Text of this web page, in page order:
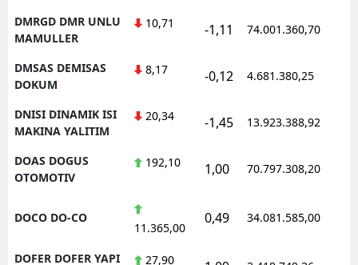
DMRGD DMR UNLU
MAMULLER
10,71 -1,11 74.001.360,70
DMSAS DEMISAS
DOKUM
8,17 -0,12 4.681.380,25
DNISI DINAMIK ISI
MAKINA YALITIM
20,34 -1,45 13.923.388,92
DOAS DOGUS
OTOMOTIV
192,10 1,00 70.797.308,20
DOCO DO-CO
11.365,00
0,49 34.081.585,00
DOFER DOFER YAPI
27,90